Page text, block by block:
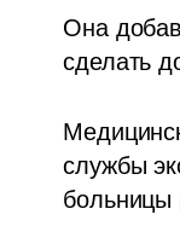
Она
сделать
службы
больницы